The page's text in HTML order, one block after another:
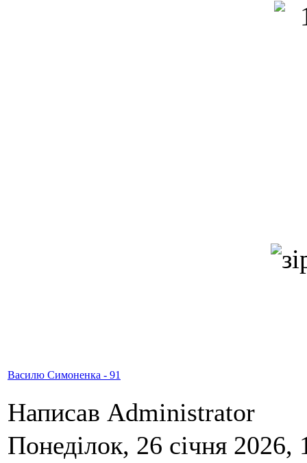
Василю Симоненка - 91
Написав Administrator
Понеділок, 26 січня 2026,